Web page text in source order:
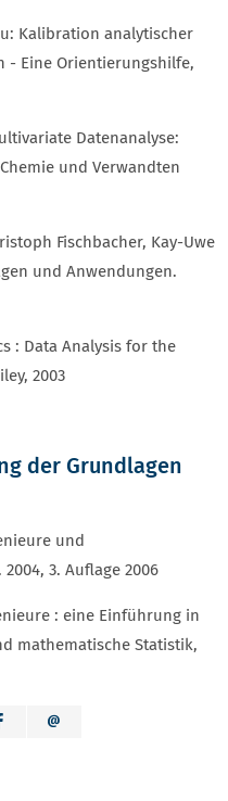
Kalibration analytischer
- Eine Orientierungshilfe,
Datenanalyse:
und Verwandten
Fischbacher, Kay-Uwe
und Anwendungen.
: Data Analysis for the
2003
der Grundlagen
und
3. Auflage 2006
: eine Einführung in
mathematische Statistik,